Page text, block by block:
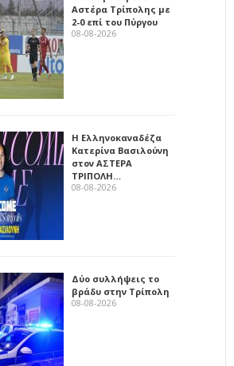
Αστέρα Τρίπολης με
2-0 επί του Πύργου
08-08-2026
Η Ελληνοκαναδέζα
Κατερίνα Βασιλούνη
στον ΑΣΤΕΡΑ
ΤΡΙΠΟΛΗ…
08-08-2026
Δύο συλλήψεις το
βράδυ στην Τρίπολη
08-08-2026